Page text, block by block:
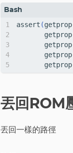
1
4
assert(getprop
       getprop
       getprop
       getprop
       getprop
丟回ROM
丟回一樣的路徑